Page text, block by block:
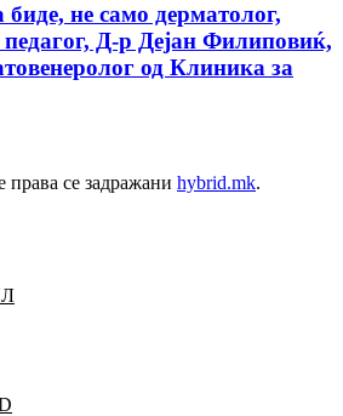
не само дерматолог,
Д-р Дејан Филиповиќ,
од Клиника за
права се задражани hybrid.mk.